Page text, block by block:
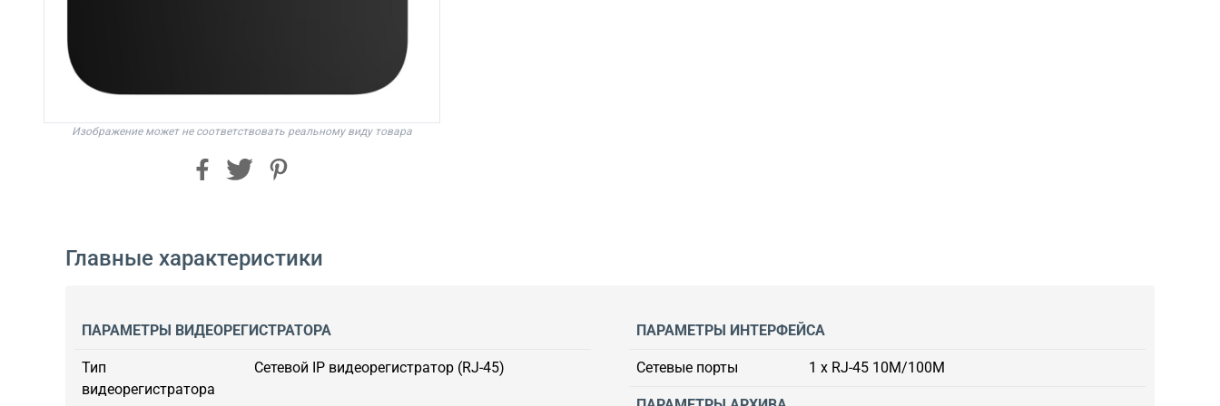
Изображение может не соответствовать реальному виду товара
Главные характеристики
ПАРАМЕТРЫ ВИДЕОРЕГИСТРАТОРА
Тип
видеорегистратора
Сетевой IP видеорегистратор (RJ-45)
ПАРАМЕТРЫ ИНТЕРФЕЙСА
Сетевые порты 1 x RJ-45 10M/100M